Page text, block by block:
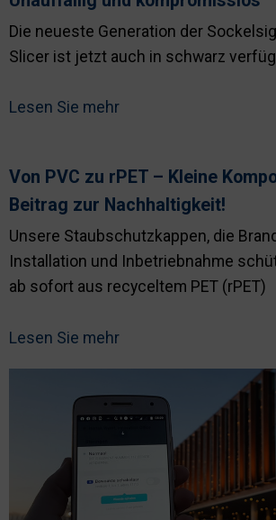
Nachhaltigkeit
Die neueste Generation der
Slicer ist jetzt auch in schwarz
Lesen Sie mehr
Von PVC zu rPET – Kleine
Beitrag zur Nachhaltigkeit!
Unsere Staubschutzkappen, die
Installation und Inbetriebnahme
ab sofort aus recyceltem PET (rPET)
Lesen Sie mehr